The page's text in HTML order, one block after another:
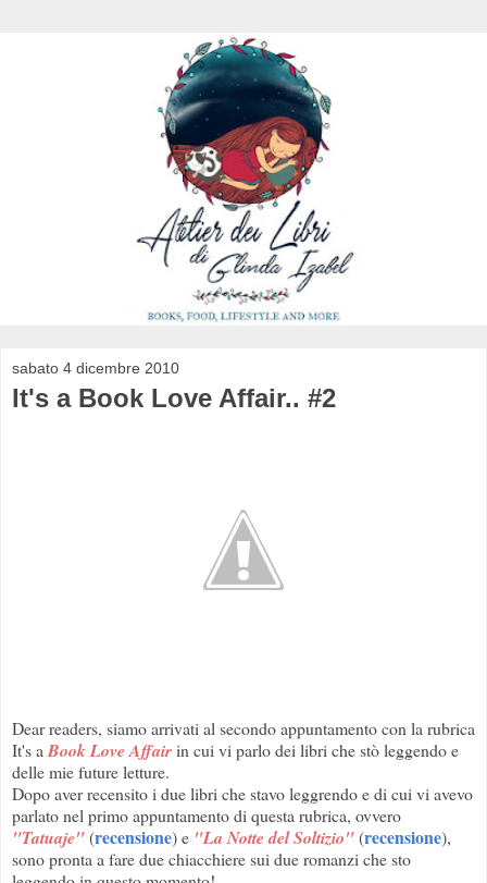
sabato 4 dicembre 2010
It's a Book Love Affair.. #2
Dear readers, siamo arrivati al secondo appuntamento con la rubrica
It's a Book Love Affairin cui vi parlo dei libri che stò leggendo e
delle mie future letture.
Dopo aver recensito i due libri che stavo leggrendo e di cui vi avevo
parlato nel primo appuntamento di questa rubrica, ovvero
"Tatuaje"(recensione) e "La Notte del Soltizio"(recensione),
sono pronta a fare due chiacchiere sui due romanzi che sto